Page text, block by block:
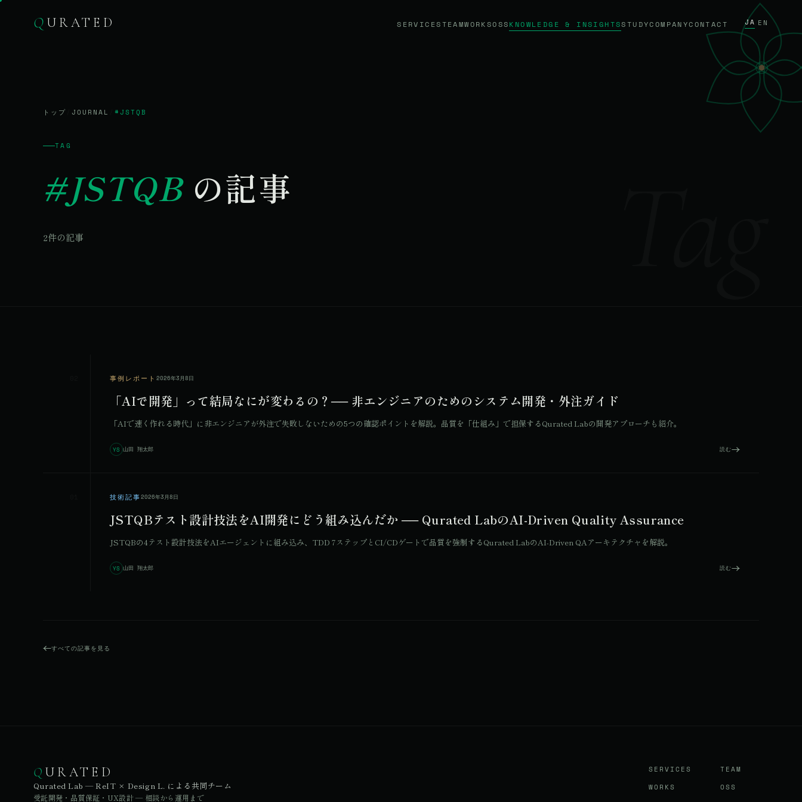
Q URATED SERVICESTEAMWORKSOSSKNOWLEDGE & INSIGHTSSTUDYCOMPANYCONTACT JA EN
トップ JOURNAL #JSTQB
TAG
#JSTQBの記事
2件の記事
事例レポート 2026年3月8日
「AIで開発」って結局なにが変わるの？── 非エンジニアのためのシステム開発・外注ガイド
「AIで速く作れる時代」に非エンジニアが外注で失敗しないための5つの確認ポイントを解説。品質を「仕組み」で担保するQurated Labの開発アプローチも紹介。
YS 山田 翔太郎 読む
技術記事2026年3月8日
JSTQBテスト設計技法をAI開発にどう組み込んだか ── Qurated LabのAI-Driven Quality Assurance
JSTQBの4テスト設計技法をAIエージェントに組み込み、TDD 7ステップとCI/CDゲートで品質を強制するQurated LabのAI-Driven QAアーキテクチャを解説。
YS 山田 翔太郎 読む
すべての記事を見る
Q URATED
Qurated Lab — ReIT × Design L. による共同チーム
受託開発・品質保証・UX設計 — 相談から運用まで
SERVICES
TEAM
WORKS
OSS